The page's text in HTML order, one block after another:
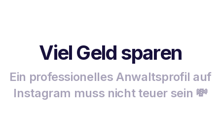
Viel Geld sparen
Ein professionelles Anwaltsprofil auf
Instagram muss nicht teuer sein 💸